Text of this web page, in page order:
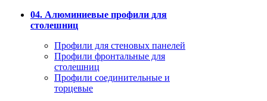
04. Алюминиевые профили для
столешниц
Профили для стеновых панелей
Профили фронтальные для
столешниц
Профили соединительные и
торцевые